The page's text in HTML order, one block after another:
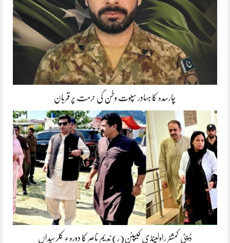
چارسدہ کا بہادر سپوت وطن کی حرمت پر قربان
ڈپٹی کمشنر راولپنڈی کیپٹن(ر) ندیم ناصر کا دورہء کلرسیداں